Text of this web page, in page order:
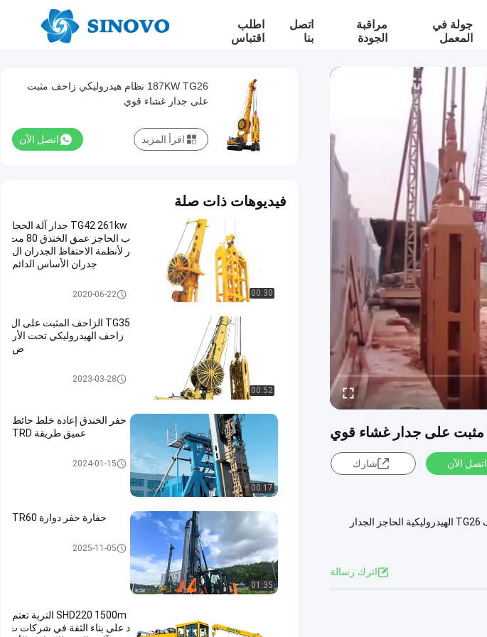
جولة في
المعمل
مراقبة
الجودة
اتصل
بنا
اطلب
اقتباس
اتصل الآن شارك
187KW TG26 نظام هيدروليكي زاحف مثبت على جدار حاجز قوي TG26 الهيدروليكية الحاجز جدار المسك الأوصاف TG26 الهيدروليكية الحاجز الجدار
اترك رسالة
187KW TG26 نظام هيدروليكي زاحف مثبت
على جدار غشاء قوي
اتصل الآن اقرأ المزيد
فيديوهات ذات صلة
00:30
TG42 261kw جدار آلة الحجا
ب الحاجز عمق الخندق 80 مت
ر لأنظمة الاحتفاظ الجدران ال
جدران الأساس الدائم
حجاب حاجز جدار تجهيز2020-06-22
00:52
TG35 الزاحف المثبت على ال
زاحف الهيدروليكي تحت الأر
ض
حجاب حاجز جدار تجهيز2023-03-28
00:17
حفر الخندق إعادة خلط حائط
عميق طريقة TRD
حجاب حاجز جدار تجهيز2024-01-15
01:35
حفارة حفر دوارة TR60
ماكينة الحفر الدوارة2025-11-05
SHD220 1500m التربة تعتم
د على بناء الثقة في شركات ت